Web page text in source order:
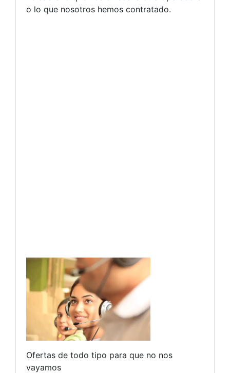
o lo que nosotros hemos contratado.
Ofertas de todo tipo para que no nos
vayamos